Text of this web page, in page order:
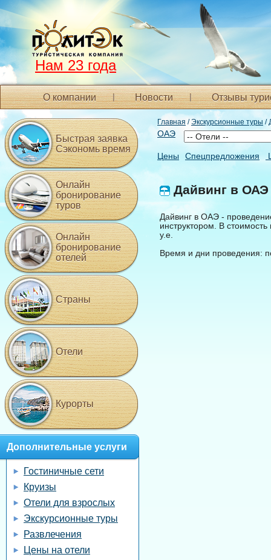
Нам 23 года
О компании Новости Отзывы
Главная /Экскурсионные туры /
ОАЭ
Цены Спецпредложения
Дайвинг в ОАЭ
Дайвинг в ОАЭ -
инструктором. В
у.е.
Время и дни проведения:
Быстрая заявка
Сэкономь время
Онлайн
бронирование
туров
Онлайн
бронирование
отелей
Страны
Отели
Курорты
Дополнительные услуги
Гостиничные сети
Круизы
Отели для взрослых
Экскурсионные туры
Развлечения
Цены на отели